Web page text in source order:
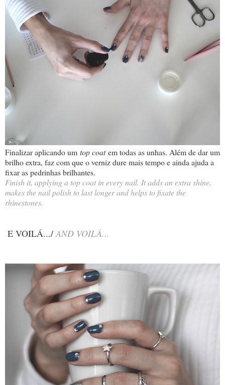
Finalizar aplicando um top coatem todas as unhas. Além de dar um
brilho extra, faz com que o verniz dure mais tempo e ainda ajuda a
fixar as pedrinhas brilhantes.
Finish it, applying a top coat in every nail. It adds an extra shine,
makes the nail polish to last longer and helps to fixate the
rhinestones.
E VOILÁ.../AND VOILÁ...